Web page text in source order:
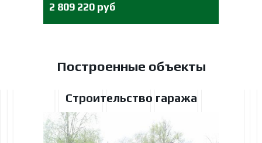
2 809 220 руб
Построенные объекты
Строительство гаража